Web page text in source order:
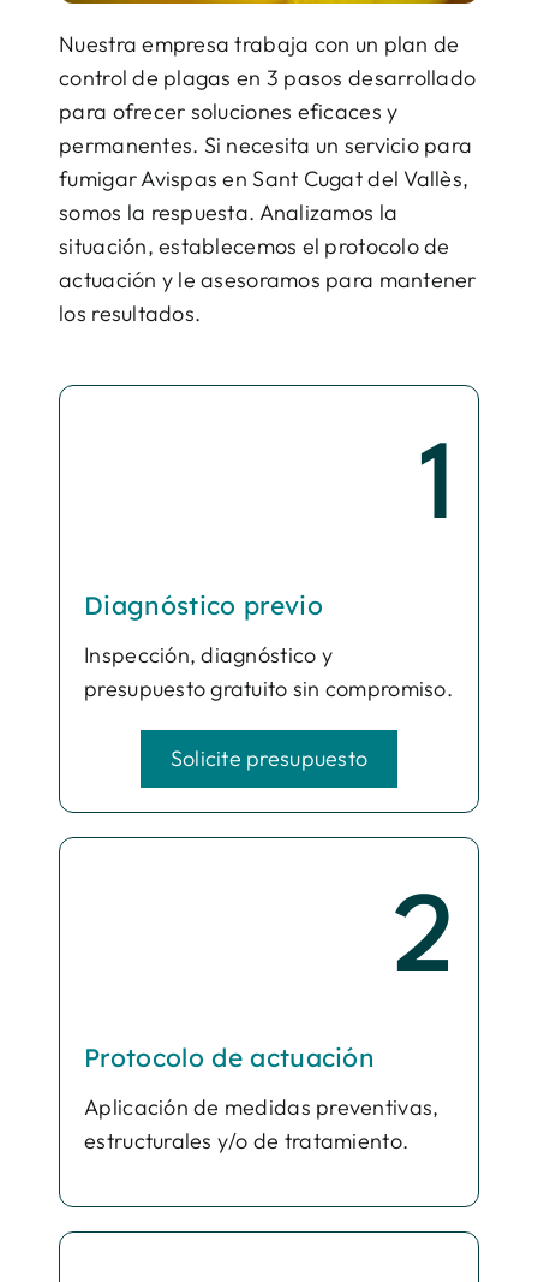
Nuestra empresa trabaja con un plan de
control de plagas en 3 pasos desarrollado
para ofrecer soluciones eficaces y
permanentes. Si necesita un servicio para
fumigar Avispas en Sant Cugat del Vallès,
somos la respuesta. Analizamos la
situación, establecemos el protocolo de
actuación y le asesoramos para mantener
los resultados.
1
Diagnóstico previo
Inspección, diagnóstico y
presupuesto gratuito sin compromiso.
Solicite presupuesto
2
Protocolo de actuación
Aplicación de medidas preventivas,
estructurales y/o de tratamiento.